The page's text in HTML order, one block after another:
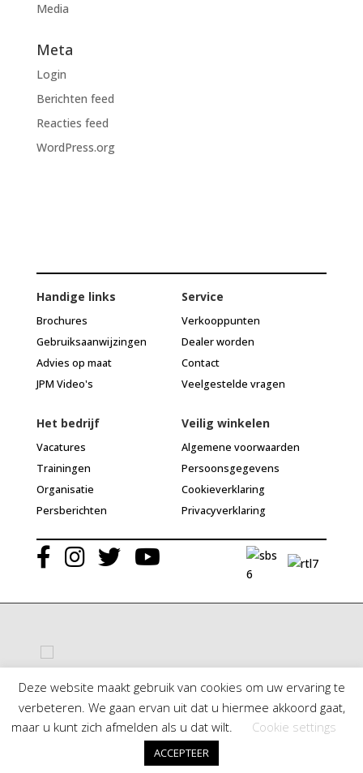
Media
Meta
Login
Berichten feed
Reacties feed
WordPress.org
Handige links
Brochures
Gebruiksaanwijzingen
Advies op maat
JPM Video's
Service
Verkooppunten
Dealer worden
Contact
Veelgestelde vragen
Het bedrijf
Vacatures
Trainingen
Organisatie
Persberichten
Veilig winkelen
Algemene voorwaarden
Persoonsgegevens
Cookieverklaring
Privacyverklaring
© Jean Paul Myné Nederland 2020 | Alle rechten voorbehouden
Algemene voorwaarden| Webdesign & ontwikkeling door
Deze website maakt gebruik van cookies om uw ervaring te
verbeteren. We gaan ervan uit dat u hiermee akkoord gaat,
maar u kunt zich afmelden als u dat wilt.
Cookie settings
ACCEPTEER